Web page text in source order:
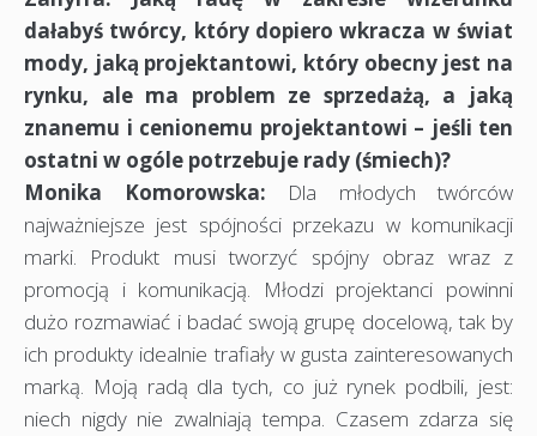
dałabyś twórcy, który dopiero wkracza w świat
mody, jaką projektantowi, który obecny jest na
rynku, ale ma problem ze sprzedażą, a jaką
znanemu i cenionemu projektantowi – jeśli ten
ostatni w ogóle potrzebuje rady (śmiech)?
Monika Komorowska: Dla młodych twórców
najważniejsze jest spójności przekazu w komunikacji
marki. Produkt musi tworzyć spójny obraz wraz z
promocją i komunikacją. Młodzi projektanci powinni
dużo rozmawiać i badać swoją grupę docelową, tak by
ich produkty idealnie trafiały w gusta zainteresowanych
marką. Moją radą dla tych, co już rynek podbili, jest:
niech nigdy nie zwalniają tempa. Czasem zdarza się